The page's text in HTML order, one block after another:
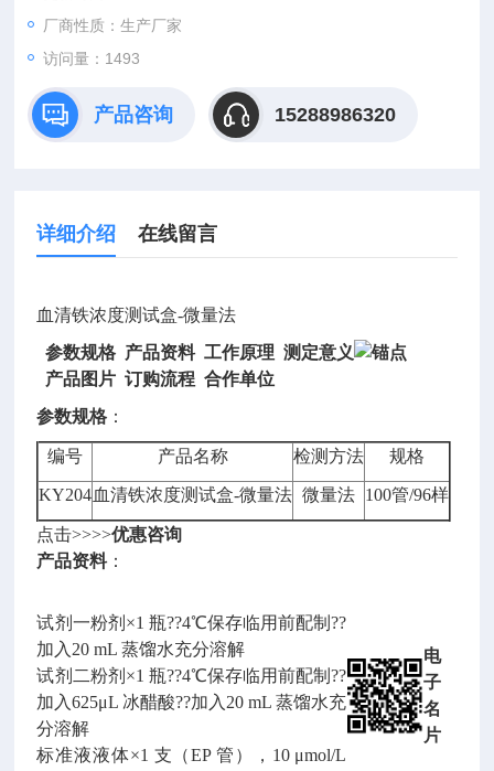
厂商性质：生产厂家
访问量：1493
产品咨询 15288986320
详细介绍 在线留言
血清铁浓度测试盒-微量法
参数规格 产品资料 工作原理 测定意义
产品图片 订购流程合作单位
参数规格 ：
编号 产品名称 检测方法 规格
KY204血清铁浓度测试盒-微量法 微量法 100管/96样
点击>>>>优惠咨询
产品资料：
试剂一粉剂×1 瓶??4℃保存临用前配制??
加入20 mL 蒸馏水充分溶解
试剂二粉剂×1 瓶??4℃保存临用前配制??
加入625μL 冰醋酸??加入20 mL 蒸馏水充
分溶解
标准液液体×1 支（EP 管），10 μmol/L
电
子
名
片